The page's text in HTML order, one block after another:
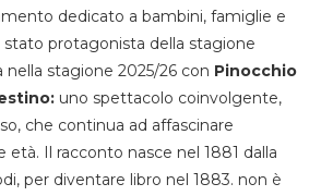
dedicato a bambini, famiglie e
stato protagonista della stagione
nella stagione 2025/26 con Pinocchio
uno spettacolo coinvolgente,
che continua ad affascinare
Il racconto nasce nel 1881 dalla
per diventare libro nel 1883. non è